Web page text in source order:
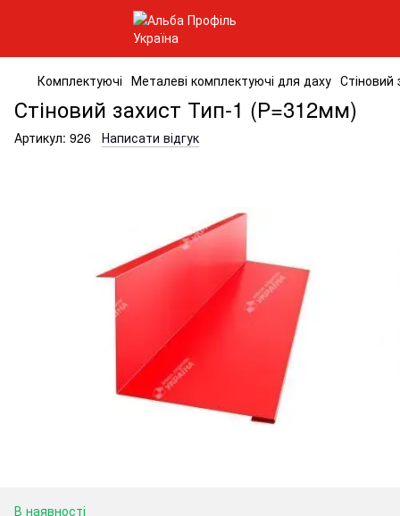
Комплектуючі Металеві комплектуючі для даху
Стіновий захист Тип-1 (Р=312мм)
Артикул: 926 Написати відгук
В наявності